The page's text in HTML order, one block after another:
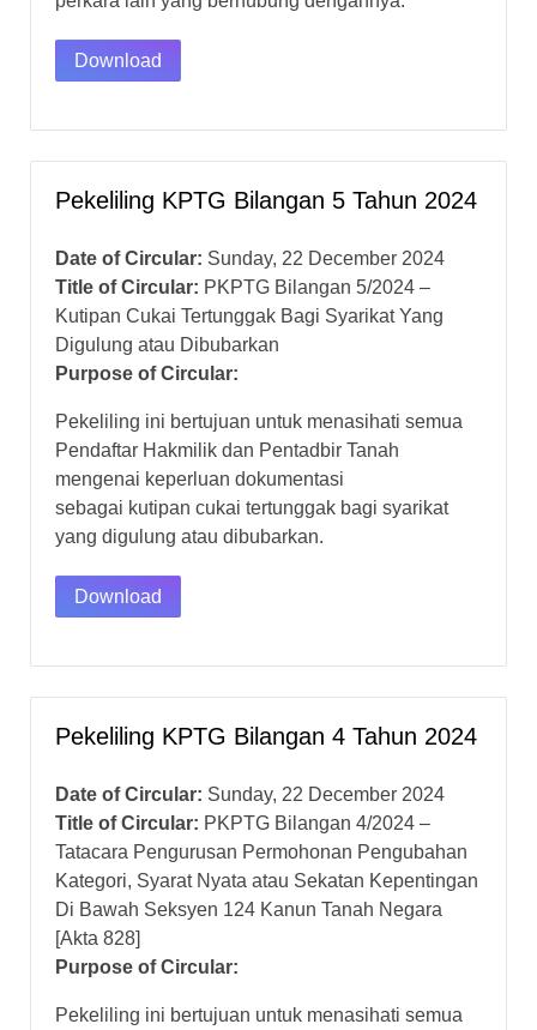
Download
Pekeliling KPTG Bilangan 5 Tahun 2024
Date of Circular: Sunday, 22 December 2024
Title of Circular: PKPTG Bilangan 5/2024 –
Kutipan Cukai Tertunggak Bagi Syarikat Yang
Digulung atau Dibubarkan
Purpose of Circular:
Pekeliling ini bertujuan untuk menasihati semua
Pendaftar Hakmilik dan Pentadbir Tanah
mengenai keperluan dokumentasi
sebagai kutipan cukai tertunggak bagi syarikat
yang digulung atau dibubarkan.
Download
Pekeliling KPTG Bilangan 4 Tahun 2024
Date of Circular: Sunday, 22 December 2024
Title of Circular: PKPTG Bilangan 4/2024 –
Tatacara Pengurusan Permohonan Pengubahan
Kategori, Syarat Nyata atau Sekatan Kepentingan
Di Bawah Seksyen 124 Kanun Tanah Negara
[Akta 828]
Purpose of Circular:
Pekeliling ini bertujuan untuk menasihati semua